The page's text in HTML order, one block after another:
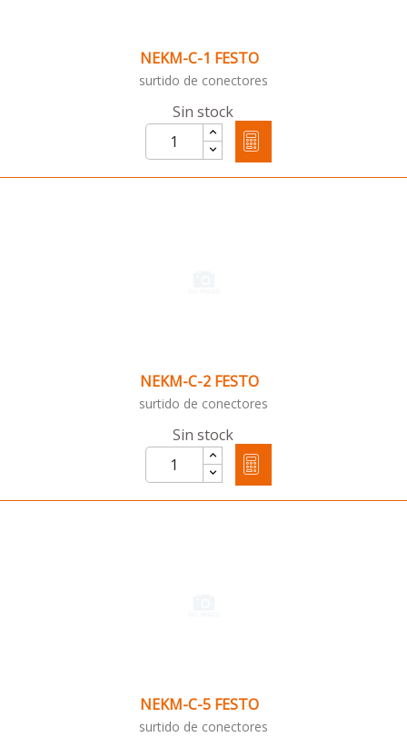
NEKM-C-1 FESTO
surtido de conectores
Sin stock
NEKM-C-2 FESTO
surtido de conectores
Sin stock
NEKM-C-5 FESTO
surtido de conectores